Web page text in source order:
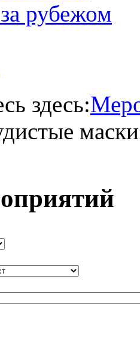
рубежом
здесь: